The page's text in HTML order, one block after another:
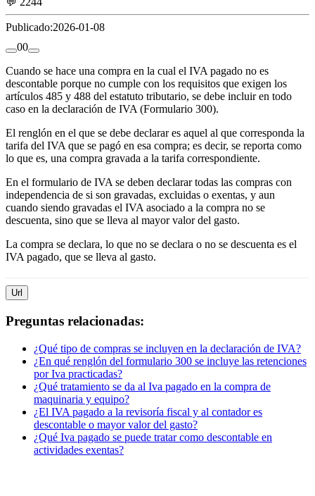
Publicado:2026-01-08
00
Cuando se hace una compra en la cual el IVA pagado no es
descontable porque no cumple con los requisitos que exigen los
artículos 485 y 488 del estatuto tributario, se debe incluir en todo
caso en la declaración de IVA (Formulario 300).
El renglón en el que se debe declarar es aquel al que corresponda la
tarifa del IVA que se pagó en esa compra; es decir, se reporta como
lo que es, una compra gravada a la tarifa correspondiente.
En el formulario de IVA se deben declarar todas las compras con
independencia de si son gravadas, excluidas o exentas, y aun
cuando siendo gravadas el IVA asociado a la compra no se
descuenta, sino que se lleva al mayor valor del gasto.
La compra se declara, lo que no se declara o no se descuenta es el
IVA pagado, que se lleva al gasto.
Url
Preguntas relacionadas:
¿Qué tipo de compras se incluyen en la declaración de IVA?
¿En qué renglón del formulario 300 se incluye las retenciones
por Iva practicadas?
¿Qué tratamiento se da al Iva pagado en la compra de
maquinaria y equipo?
¿El IVA pagado a la revisoría fiscal y al contador es
descontable o mayor valor del gasto?
¿Qué Iva pagado se puede tratar como descontable en
actividades exentas?